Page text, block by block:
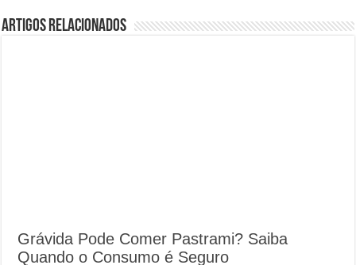
Artigos Relacionados
Grávida Pode Comer Pastrami? Saiba
Quando o Consumo é Seguro